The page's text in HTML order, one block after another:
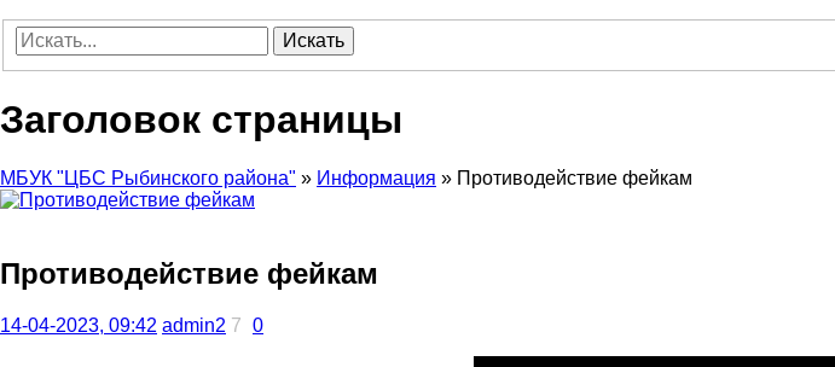
Искать
Заголовок страницы
МБУК "ЦБС Рыбинского района" » Информация » Противодействие фейкам
Противодействие фейкам
14-04-2023, 09:42 admin2 7 0